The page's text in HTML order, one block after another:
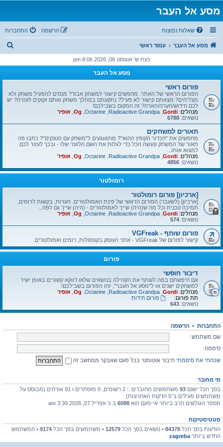
מסע אל העבר
שאלות נפוצות התחברות הרשמה
מסע אל העבר עמוד ראשי
ו
כעת ש' אוגוסט 08, 2026 8:06 pm
מסע אל העבר
פורום ראשי
הפורום הראשי של האתר. מחפשים קישור למשחק אבוד? מנסים להפעיל משחק ולא
מצליחים? מצאתם קישור לא פעיל? נתקעתם במהלך משחק ואתם זקוקים לעזרה? יש
לכם חידוש/הערה/הארה? זה המקום בשבילכם!
מנהלים: Gordi
Radioactive Grandpa
Octarine
Og אופיר
נושאים: 6788
תאורים למשחקים
מחפשים את "הכדור הקופץ ההוא"? מתגעגעים ל"משחק עם הטנקים"? כתבו פה
תאור של המשחק ונעשה הכל כדי לגלות את השם הלועזי שלו - ובכך לעזור לכם
למצוא אותו...
מנהלים: Gordi
Radioactive Grandpa
Octarine
Og אופיר
נושאים: 4856
רומולטור
[ארכיון] פורום רומולטור
[ארכיון] (לשעבר) הפורום הראשי של פינת האמולטורים. הערות, בקשות לרומים,
תמיכה טכנית וכל מה ש(היה) שייך לאמולטורים - (היה) שייך גם לפה...
מנהלים: Gordi
Radioactive Grandpa
Octarine
Og אופיר
נושאים: 574
פורום שותף - VGFreak
קישור לפורום של VGFreak - אתר העוסק בקונסולות, רומים ואמולטורים.
פורום
דיבור חופשי
אם חיפשתם במה לשתף את הקהילה בנושאים שלאו דווקא קשורים באופן ישיר
למשחקים ישנים או ל"מסע אל העבר", זהו הפורום בשבילכם!
מנהלים: Gordi
Radioactive Grandpa
Octarine
Og אופיר
תת פורום:
פורום חידות
נושאים: 643
התחברות • הרשמה
שם משתמש:
סיסמה:
שכחתי את סיסמתי חיבור אוטומטי בכל פעם שאבקר ממחשב זה
מי מחובר
בסך הכל ישנם 93
משתמשים מחוברים :: 2 רשומים, 0 מוסתרים ו 91 אורחים (מבוסס על
משתמשים פעילים ב־5 הדקות האחרונות)
מספר הגולשים הרב ביותר אי-פעם הוא 6088 ב ג' אפריל 07, 2026 3:39 am
סטטיסטיקות
הודעות בסך הכל 84378 • נושאים בסך הכל 12579 • משתמשים בסך הכל 9174 • המשתמש
החדש ביותר zagreba